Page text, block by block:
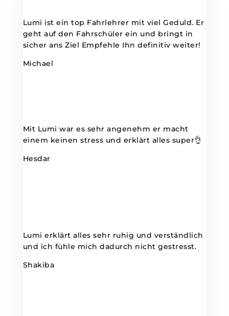
Lumi ist ein top Fahrlehrer mit viel Geduld. Er
geht auf den Fahrschüler ein und bringt in
sicher ans Ziel Empfehle Ihn definitiv weiter!
Michael
Mit Lumi war es sehr angenehm er macht
einem keinen stress und erklärt alles super👌
Hesdar
Lumi erklärt alles sehr ruhig und verständlich
und ich fühle mich dadurch nicht gestresst.
Shakiba